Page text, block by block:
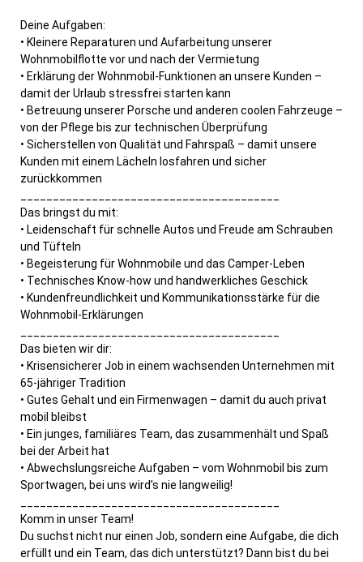
Deine Aufgaben:
• Kleinere Reparaturen und Aufarbeitung unserer
Wohnmobilflotte vor und nach der Vermietung
• Erklärung der Wohnmobil-Funktionen an unsere Kunden –
damit der Urlaub stressfrei starten kann
• Betreuung unserer Porsche und anderen coolen Fahrzeuge –
von der Pflege bis zur technischen Überprüfung
• Sicherstellen von Qualität und Fahrspaß – damit unsere
Kunden mit einem Lächeln losfahren und sicher
zurückkommen
Das bringst du mit:
• Leidenschaft für schnelle Autos und Freude am Schrauben
und Tüfteln
• Begeisterung für Wohnmobile und das Camper-Leben
• Technisches Know-how und handwerkliches Geschick
• Kundenfreundlichkeit und Kommunikationsstärke für die
Wohnmobil-Erklärungen
Das bieten wir dir:
• Krisensicherer Job in einem wachsenden Unternehmen mit
65-jähriger Tradition
• Gutes Gehalt und ein Firmenwagen – damit du auch privat
mobil bleibst
• Ein junges, familiäres Team, das zusammenhält und Spaß
bei der Arbeit hat
• Abwechslungsreiche Aufgaben – vom Wohnmobil bis zum
Sportwagen, bei uns wird’s nie langweilig!
Komm in unser Team!
Du suchst nicht nur einen Job, sondern eine Aufgabe, die dich
erfüllt und ein Team, das dich unterstützt? Dann bist du bei